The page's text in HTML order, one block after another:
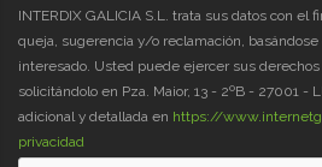
INTERDIX GALICIA S.L. trata sus datos con el
queja, sugerencia y/o reclamación,
interesado. Usted puede ejercer sus
solicitándolo en Pza. Maior, 13 - 2ºB - 27001 -
adicional y detallada en https://
privacidad